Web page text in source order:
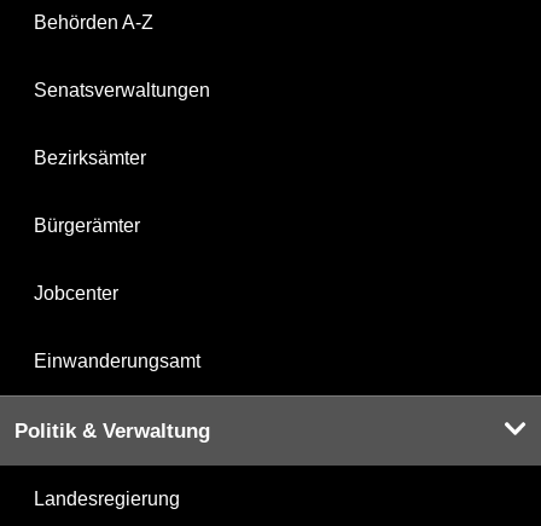
Behörden A-Z
Senatsverwaltungen
Bezirksämter
Bürgerämter
Jobcenter
Einwanderungsamt
Politik & Verwaltung
Landesregierung